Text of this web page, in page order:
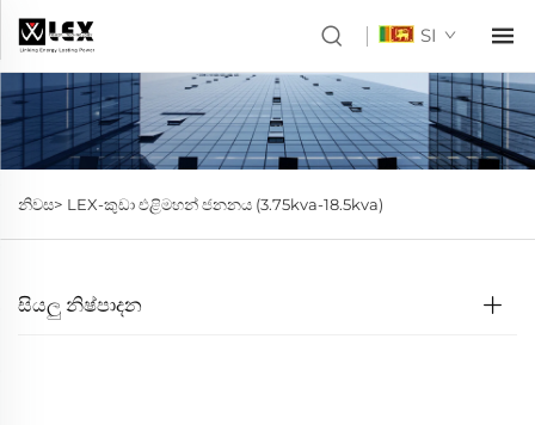
SI
නිවස> LEX-කුඩා එළිමහන් ජනනය (3.75kva-18.5kva)
සියලු නිෂ්පාදන